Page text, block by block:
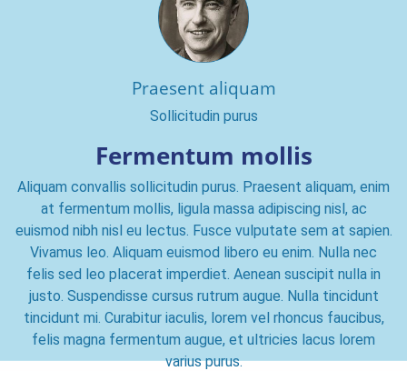
Praesent aliquam
Sollicitudin purus
Fermentum mollis
Aliquam convallis sollicitudin purus. Praesent aliquam, enim
at fermentum mollis, ligula massa adipiscing nisl, ac
euismod nibh nisl eu lectus. Fusce vulputate sem at sapien.
Vivamus leo. Aliquam euismod libero eu enim. Nulla nec
felis sed leo placerat imperdiet. Aenean suscipit nulla in
justo. Suspendisse cursus rutrum augue. Nulla tincidunt
tincidunt mi. Curabitur iaculis, lorem vel rhoncus faucibus,
felis magna fermentum augue, et ultricies lacus lorem
varius purus.